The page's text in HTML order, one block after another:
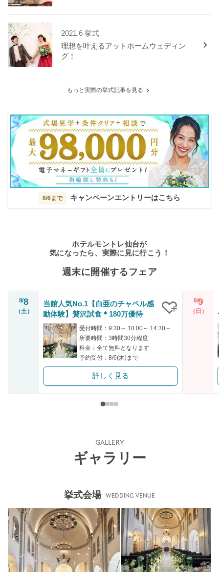
2021.6 挙式
理想を叶えるアットホームウェディン
グ！
もっと実際の挙式記事を見る
8/6まで キャンペーンエントリーはこちら
ホテルモントレ仙台が
気になったら、実際に見に行こう！
週末に開催するフェア
8/8
（土）
当館人気No.1【白亜のチャペル感
動体験】贅沢試食＊180万優待
受付時間：9:30～ 10:00～ 14:30～ 15:00～
所要時間：3時間30分程度
料金：全て無料となります
予約受付：8/6(木)まで
詳しく見る
8/9
（日）
GALLERY
ギャラリー
挙式会場 WEDDING VENUE